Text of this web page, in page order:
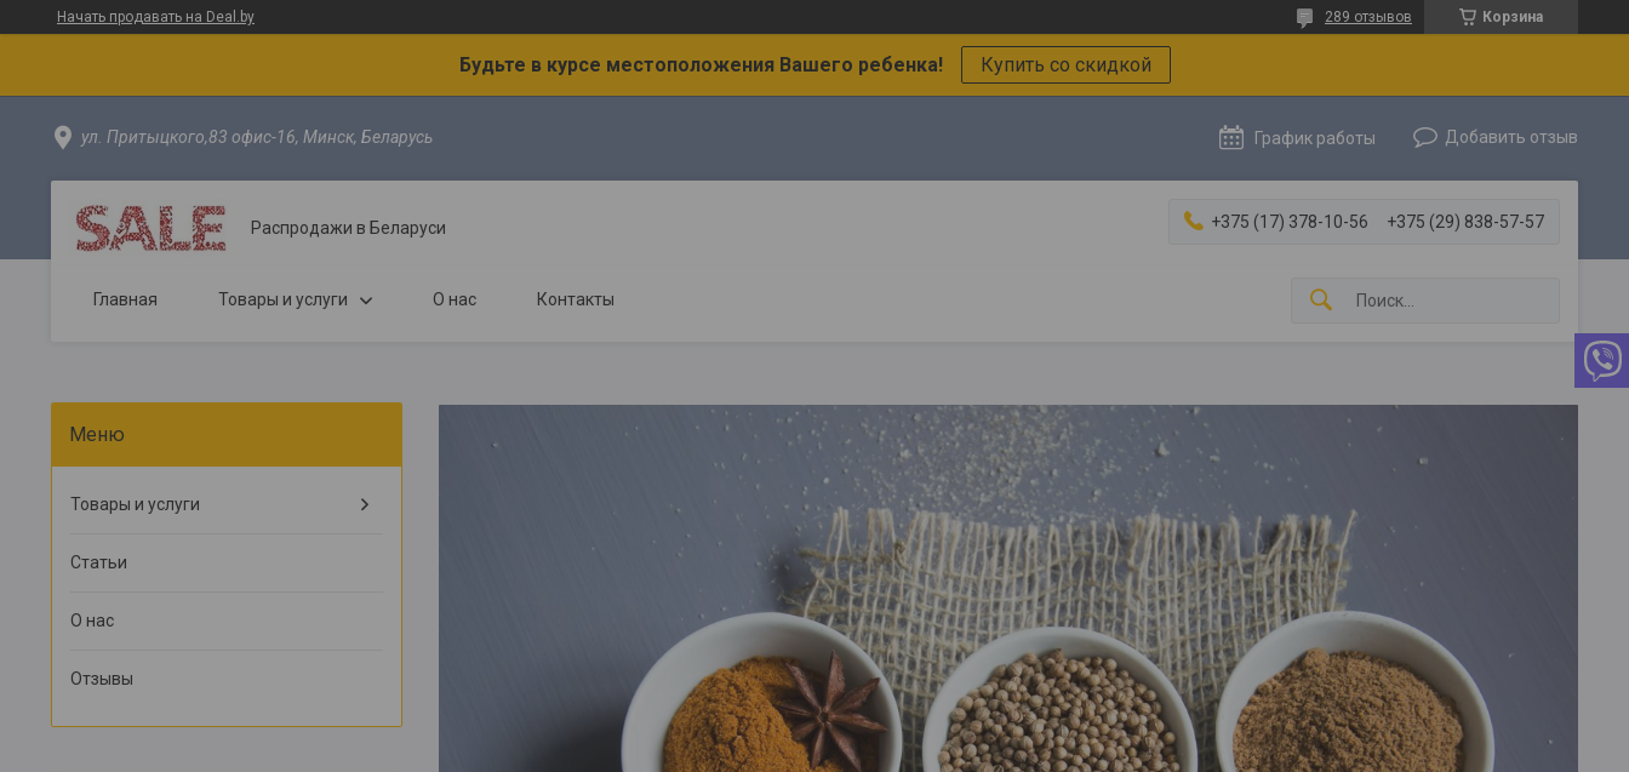
Начать продавать на Deal.by Корзина
289 отзывов
Будьте в курсе местоположения Вашего ребенка! Купить со скидкой
ул. Притыцкого,83 офис-16, Минск, Беларусь График работы Добавить отзыв
Распродажи в Беларуси +375 (17) 378-10-56 +375 (29) 838-57-57
Главная Товары и услуги О нас Контакты
Товары и услуги
Статьи
О нас
Отзывы